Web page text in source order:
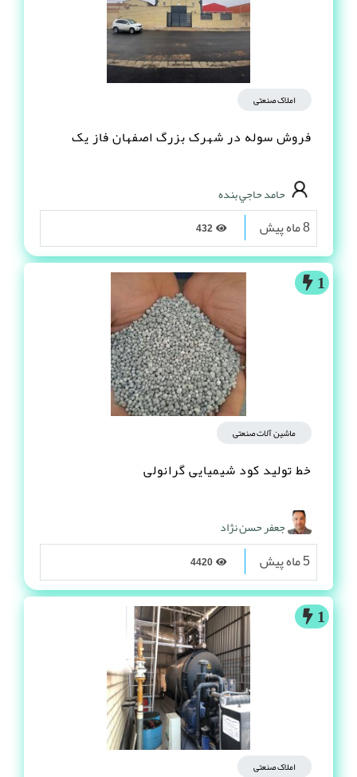
املاک صنعتی
فروش سوله در شهرک بزرگ اصفهان فاز یک
حامد حاجي بنده
8 ماه پیش
1
ماشین آلات صنعتی
خط تولید کود شیمیایی گرانولی
جعفر حسن نژاد
5 ماه پیش
1
املاک صنعتی